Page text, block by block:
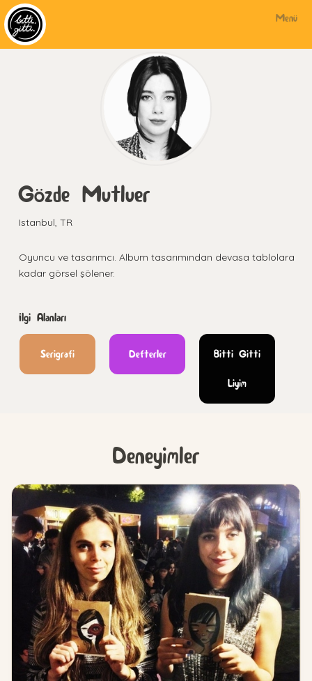
Menü
Gözde Mutluer
Istanbul, TR
Oyuncu ve tasarımcı. Album tasarımından devasa tablolara
kadar görsel şölener.
İlgi Alanları
Serigrafi Defterler Bitti Gitti
Liyim
Deneyimler